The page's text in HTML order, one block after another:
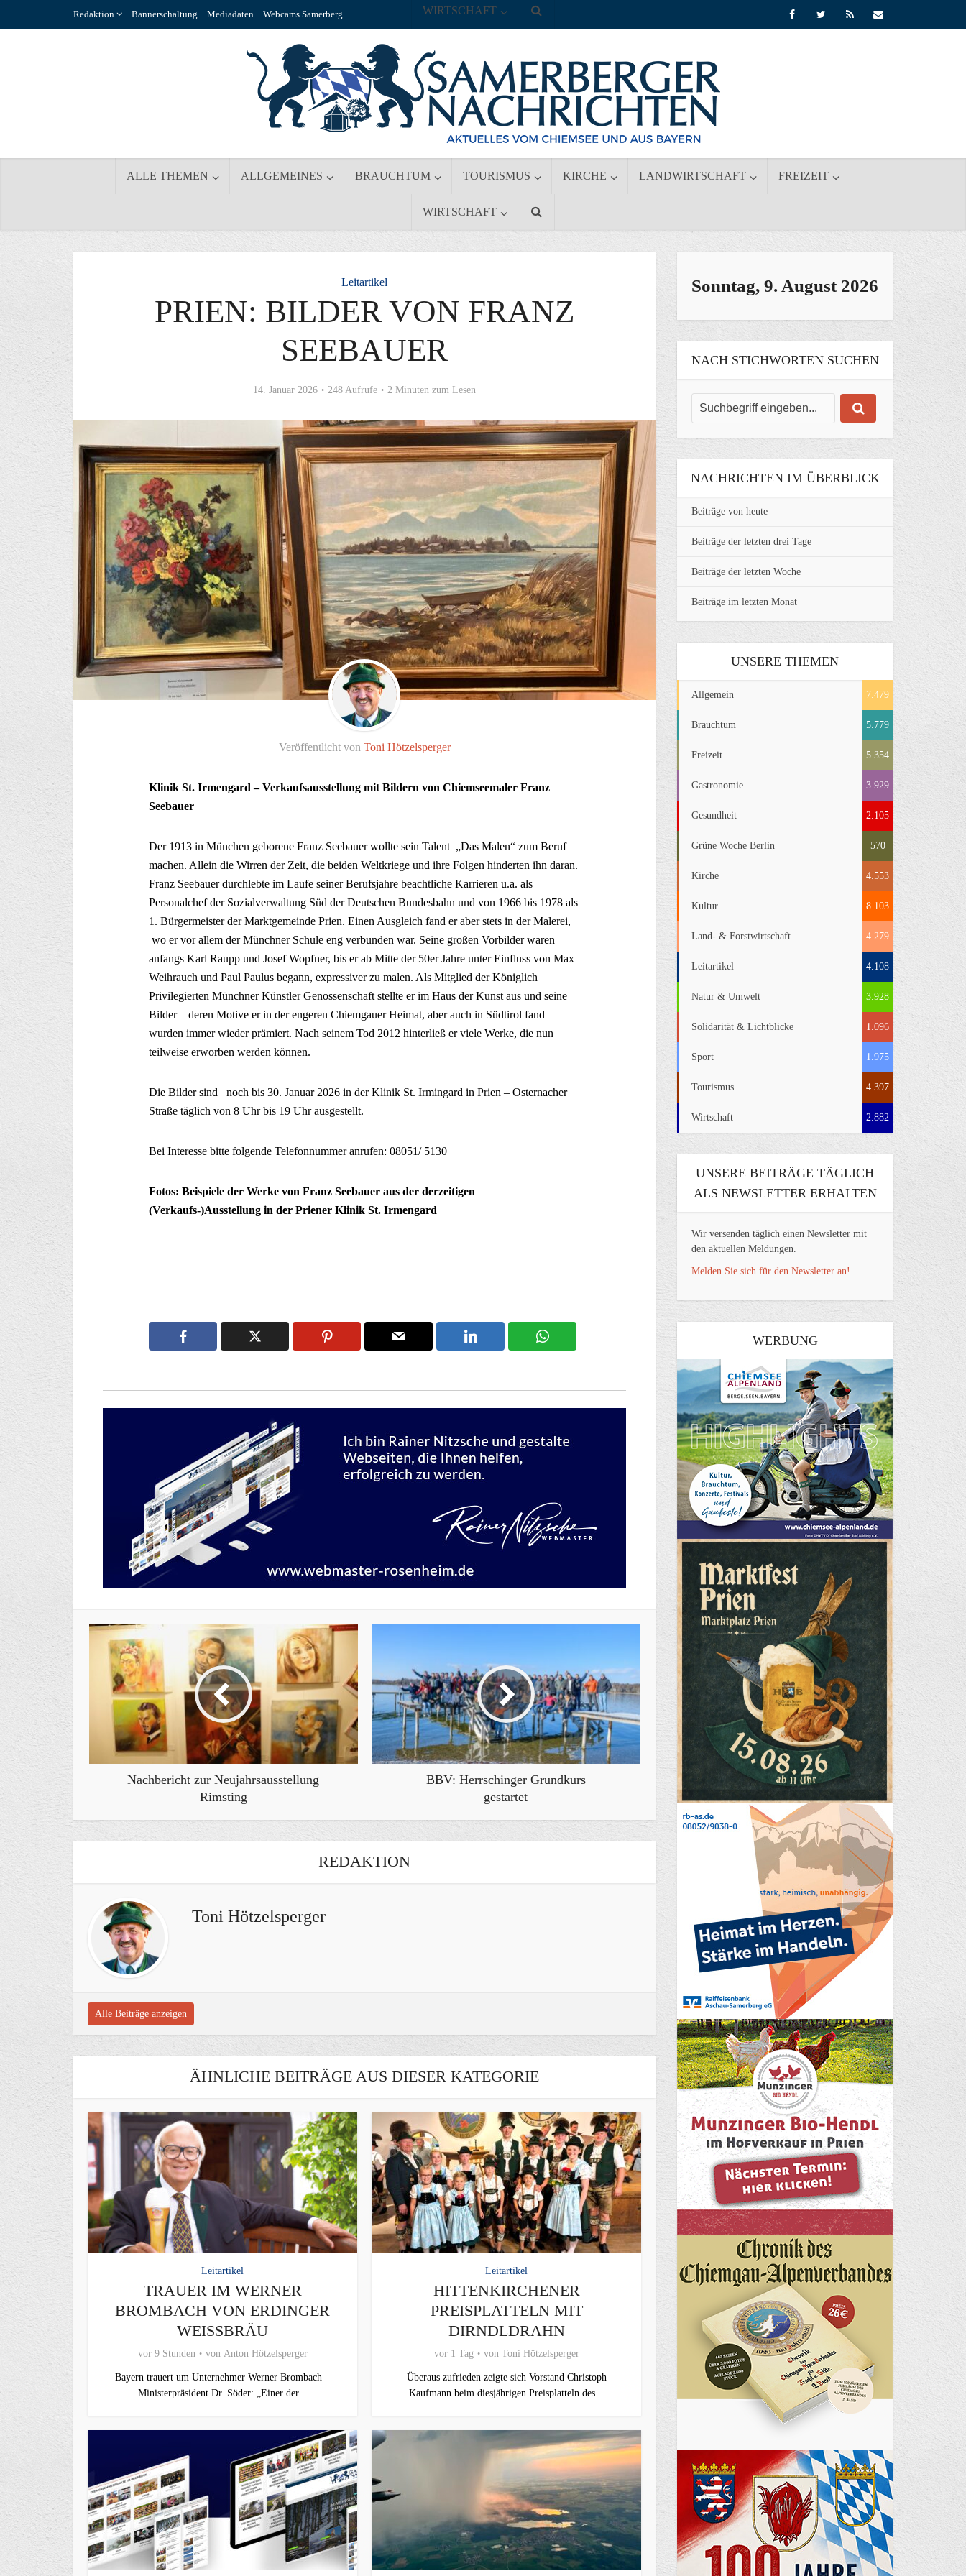
Redaktion Bannerschaltung Mediadaten Webcams Samerberg
ALLE THEMEN ALLGEMEINES BRAUCHTUM TOURISMUS KIRCHE LANDWIRTSCHAFT FREIZEIT
WIRTSCHAFT
WIRTSCHAFT
Leitartikel
PRIEN: BILDER VON FRANZ
SEEBAUER
14. Januar 2026 248 Aufrufe 2 Minuten zum Lesen
Veröffentlicht von Toni Hötzelsperger
Klinik St. Irmengard – Verkaufsausstellung mit Bildern von Chiemseemaler Franz
Seebauer
Der 1913 in München geborene Franz Seebauer wollte sein Talent „Das Malen“ zum Beruf
machen. Allein die Wirren der Zeit, die beiden Weltkriege und ihre Folgen hinderten ihn daran.
Franz Seebauer durchlebte im Laufe seiner Berufsjahre beachtliche Karrieren u.a. als
Personalchef der Sozialverwaltung Süd der Deutschen Bundesbahn und von 1966 bis 1978 als
1. Bürgermeister der Marktgemeinde Prien. Einen Ausgleich fand er aber stets in der Malerei,
wo er vor allem der Münchner Schule eng verbunden war. Seine großen Vorbilder waren
anfangs Karl Raupp und Josef Wopfner, bis er ab Mitte der 50er Jahre unter Einfluss von Max
Weihrauch und Paul Paulus begann, expressiver zu malen. Als Mitglied der Königlich
Privilegierten Münchner Künstler Genossenschaft stellte er im Haus der Kunst aus und seine
Bilder – deren Motive er in der engeren Chiemgauer Heimat, aber auch in Südtirol fand –
wurden immer wieder prämiert. Nach seinem Tod 2012 hinterließ er viele Werke, die nun
teilweise erworben werden können.
Die Bilder sind noch bis 30. Januar 2026 in der Klinik St. Irmingard in Prien – Osternacher
Straße täglich von 8 Uhr bis 19 Uhr ausgestellt.
Bei Interesse bitte folgende Telefonnummer anrufen: 08051/ 5130
Fotos: Beispiele der Werke von Franz Seebauer aus der derzeitigen
(Verkaufs-)Ausstellung in der Priener Klinik St. Irmengard
Nachbericht zur Neujahrsausstellung
Rimsting
BBV: Herrschinger Grundkurs
gestartet
REDAKTION
Toni Hötzelsperger
Alle Beiträge anzeigen
ÄHNLICHE BEITRÄGE AUS DIESER KATEGORIE
Leitartikel
TRAUER IM WERNER
BROMBACH VON ERDINGER
WEISSBRÄU
vor 9 Stunden von Anton Hötzelsperger
Bayern trauert um Unternehmer Werner Brombach –
Ministerpräsident Dr. Söder: „Einer der...
Leitartikel
HITTENKIRCHENER
PREISPLATTELN MIT
DIRNDLDRAHN
vor 1 Tag von Toni Hötzelsperger
Überaus zufrieden zeigte sich Vorstand Christoph
Kaufmann beim diesjährigen Preisplatteln des...
Sonntag, 9. August 2026
NACH STICHWORTEN SUCHEN
NACHRICHTEN IM ÜBERBLICK
Beiträge von heute
Beiträge der letzten drei Tage
Beiträge der letzten Woche
Beiträge im letzten Monat
UNSERE THEMEN
Allgemein 7.479
Brauchtum 5.779
Freizeit 5.354
Gastronomie 3.929
Gesundheit 2.105
Grüne Woche Berlin 570
Kirche 4.553
Kultur 8.103
Land- & Forstwirtschaft 4.279
Leitartikel 4.108
Natur & Umwelt 3.928
Solidarität & Lichtblicke 1.096
Sport 1.975
Tourismus 4.397
Wirtschaft 2.882
UNSERE BEITRÄGE TÄGLICH
ALS NEWSLETTER ERHALTEN
Wir versenden täglich einen Newsletter mit
den aktuellen Meldungen.
Melden Sie sich für den Newsletter an!
WERBUNG